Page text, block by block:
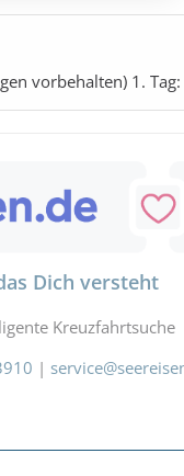
Mietwagen
vorbehalten) 1.
Dich versteht
Kreuzfahrtsuche
|